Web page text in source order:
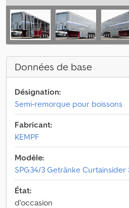
Données de base
Désignation:
Semi-remorque pour boissons
Fabricant:
KEMPF
Modèle:
SPG34/3 Getränke
État:
d'occasion